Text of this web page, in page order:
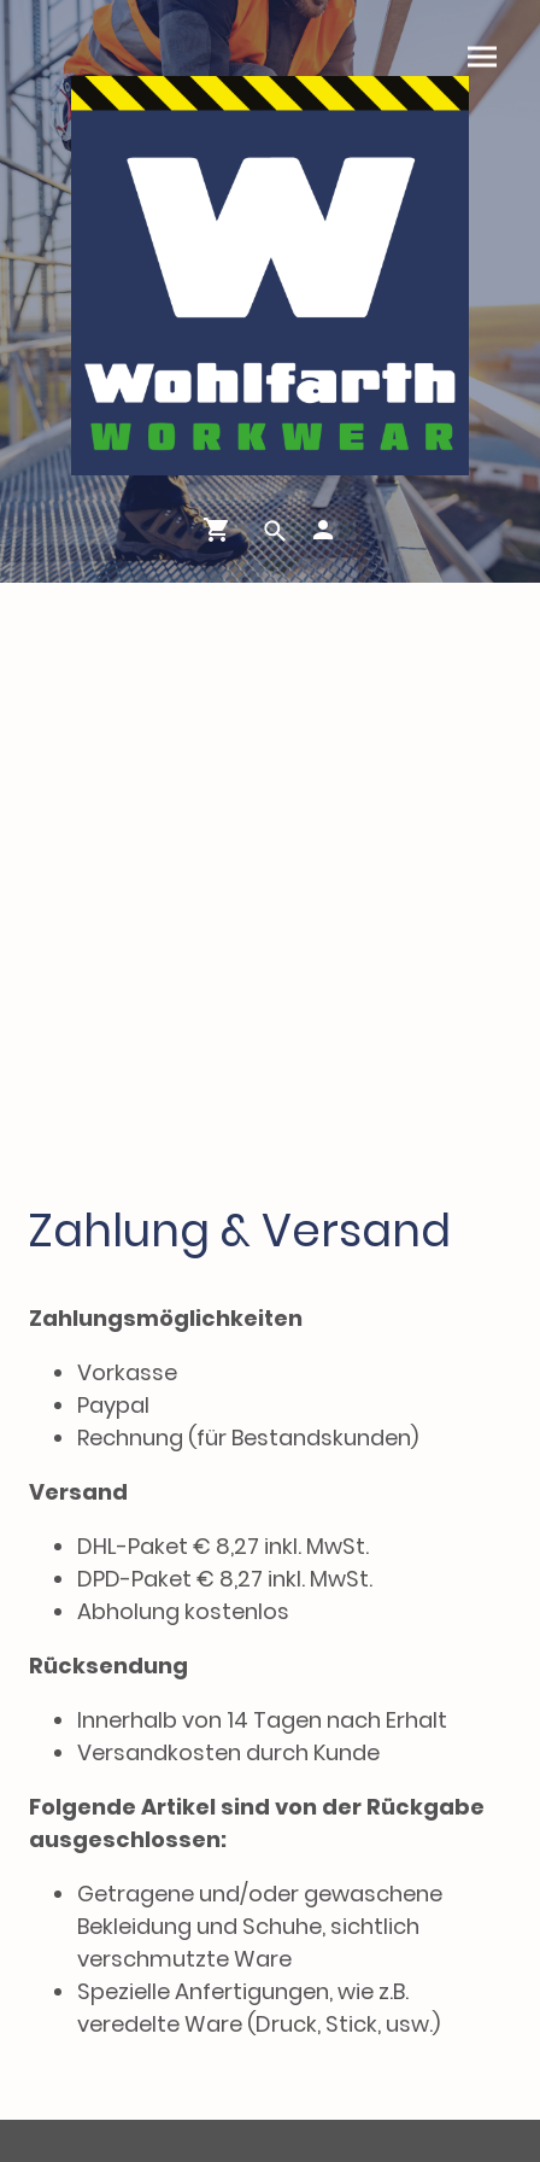
Zahlung & Versand
Zahlungsmöglichkeiten
Vorkasse
Paypal
Rechnung (für Bestandskunden)
Versand
DHL-Paket € 8,27 inkl. MwSt.
DPD-Paket € 8,27 inkl. MwSt.
Abholung kostenlos
Rücksendung
Innerhalb von 14 Tagen nach Erhalt
Versandkosten durch Kunde
Folgende Artikel sind von der Rückgabe
ausgeschlossen:
Getragene und/oder gewaschene
Bekleidung und Schuhe, sichtlich
verschmutzte Ware
Spezielle Anfertigungen, wie z.B.
veredelte Ware (Druck, Stick, usw.)